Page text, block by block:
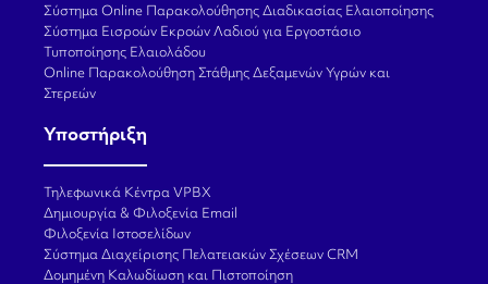
Σύστημα Online Παρακολούθησης Διαδικασίας Ελαιοποίησης
Σύστημα Εισροών Εκροών Λαδιού για Εργοστάσιο
Τυποποίησης Ελαιολάδου
Online Παρακολούθηση Στάθμης Δεξαμενών Υγρών και
Στερεών
Υποστήριξη
Τηλεφωνικά Κέντρα VPBX
Δημιουργία & Φιλοξενία Email
Φιλοξενία Ιστοσελίδων
Σύστημα Διαχείρισης Πελατειακών Σχέσεων CRM
Δομημένη Καλωδίωση και Πιστοποίηση